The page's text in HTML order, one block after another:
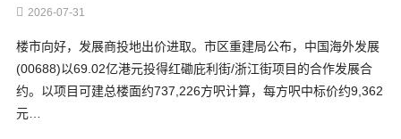
2026-07-31
楼市向好，发展商投地出价进取。市区重建局公布，中国海外发展
(00688)以69.02亿港元投得红磡庇利街/浙江街项目的合作发展合
约。以项目可建总楼面约737,226方呎计算，每方呎中标价约9,362
元…